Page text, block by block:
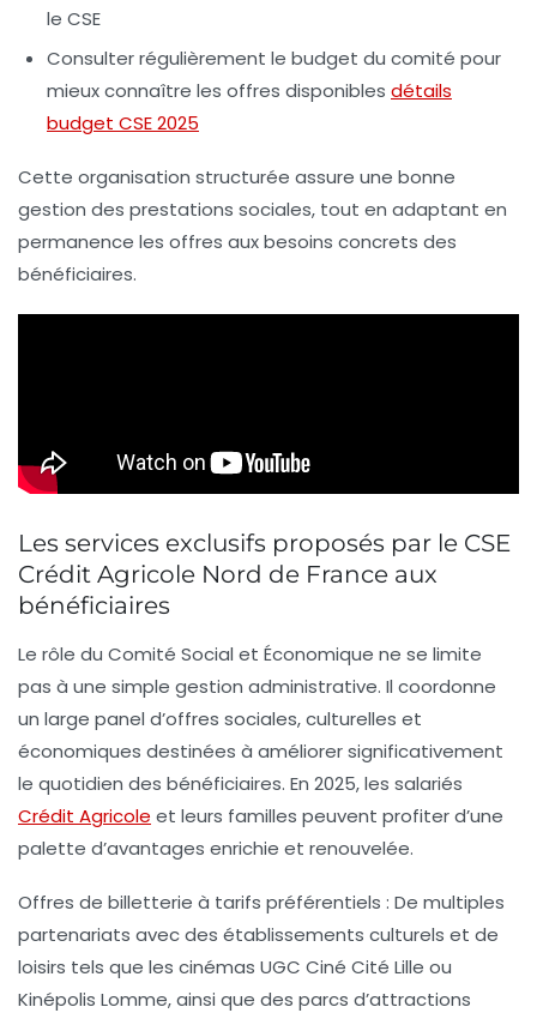
le CSE
Consulter régulièrement le budget du comité pour
mieux connaître les offres disponibles détails
budget CSE 2025
Cette organisation structurée assure une bonne
gestion des prestations sociales, tout en adaptant en
permanence les offres aux besoins concrets des
bénéficiaires.
Les services exclusifs proposés par le CSE
Crédit Agricole Nord de France aux
bénéficiaires
Le rôle du Comité Social et Économique ne se limite
pas à une simple gestion administrative. Il coordonne
un large panel d’offres sociales, culturelles et
économiques destinées à améliorer significativement
le quotidien des bénéficiaires. En 2025, les salariés
Crédit Agricole et leurs familles peuvent profiter d’une
palette d’avantages enrichie et renouvelée.
Offres de billetterie à tarifs préférentiels : De multiples
partenariats avec des établissements culturels et de
loisirs tels que les cinémas UGC Ciné Cité Lille ou
Kinépolis Lomme, ainsi que des parcs d’attractions